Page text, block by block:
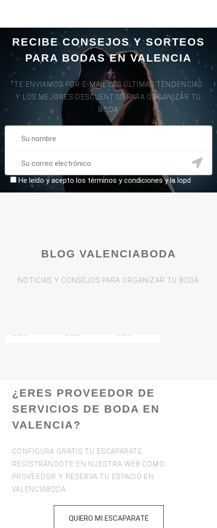
RECIBE CONSEJOS Y SORTEOS
PARA BODAS EN VALENCIA
TE ENVIAMOS POR E-MAIL LAS ÚLTIMAS TENDENCIAS
Y LOS MEJORES DESCUENTOS PARA ORGANIZAR TU
BODA
He leído y acepto los términos y condiciones y la lopd
BLOG VALENCIABODA
NOTICIAS Y CONSEJOS PARA ORGANIZAR TU BODA
Ofertas Ofertas Ofertas
¿ERES PROVEEDOR DE
SERVICIOS DE BODA EN
VALENCIA?
CONFIGURA GRATIS TU ESCAPARATE
REGISTRÁNDOTE EN NUESTRA WEB COMO
PROVEEDOR Y RESERVA TU ESPACIO EN
VALENCIABODA
QUIERO MI ESCAPARATE